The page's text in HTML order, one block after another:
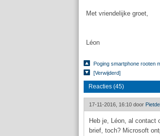
Met vriendelijke groet,
Léon
Poging smartphone rooten
[Verwijderd]
Reacties (45)
17-11-2016, 16:10 door
Heb je, Léon, al contact
brief, toch? Microsoft